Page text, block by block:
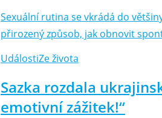
Sexuální rutina se vkrádá do
přirozený způsob, jak obnovit
UdálostiZe života
Sazka rozdala
emotivní zážitek!“